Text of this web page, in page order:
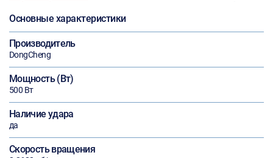
Основные характеристики
Производитель
DongCheng
Мощность (Вт)
500 Вт
Наличие удара
да
Скорость вращения